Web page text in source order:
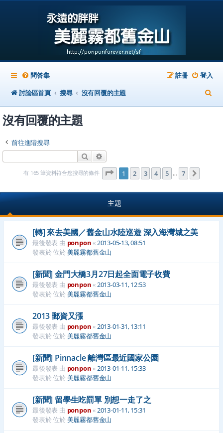
問答集 登入
註冊
討論區首頁
搜尋 沒有回覆的主題
尋
沒有回覆的主題
前往進階搜尋
搜尋
有 165 筆資料符合您搜尋的條件 1 頁 (共 7 頁)
1 2 3 4 5 … 7
主題
[轉] 來去美國／舊金山水陸巡遊 深入海灣城之美
最後發表 由 ponpon« 2013-05-13, 08:51
發表於 位於 美麗霧都舊金山
[新聞] 金門大橋3月27日起全面電子收費
最後發表 由 ponpon« 2013-03-11, 12:53
發表於 位於 美麗霧都舊金山
2013 郵資又漲
最後發表 由 ponpon« 2013-01-31, 13:11
發表於 位於 美麗霧都舊金山
[新聞] Pinnacle 離灣區最近國家公園
最後發表 由 ponpon« 2013-01-11, 15:33
發表於 位於 美麗霧都舊金山
[新聞] 留學生吃罰單 別想一走了之
最後發表 由 ponpon« 2013-01-11, 15:31
發表於 位於 美麗霧都舊金山